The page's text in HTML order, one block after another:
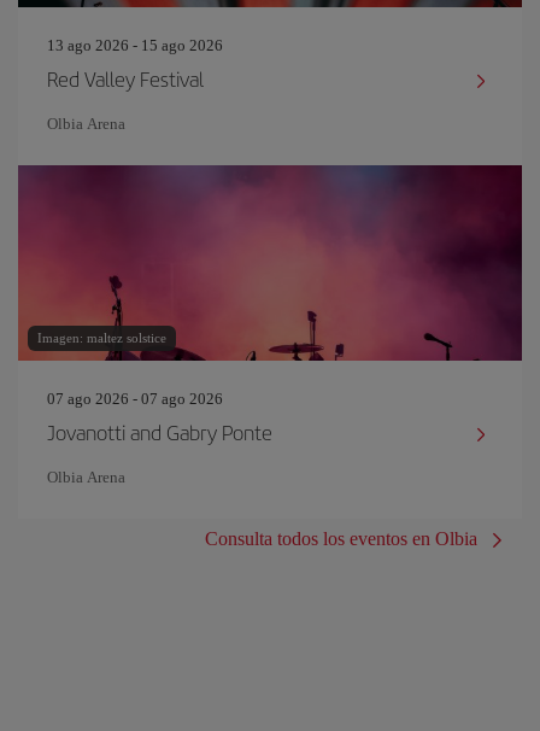
13 ago 2026 - 15 ago 2026
Red Valley Festival
Olbia Arena
Imagen: maltez solstice
07 ago 2026 - 07 ago 2026
Jovanotti and Gabry Ponte
Olbia Arena
Consulta todos los eventos en Olbia